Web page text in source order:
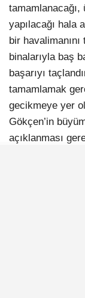
yapılacağı hala
bir
binalarıyla baş
başarıyı
tamamlamak
gecikmeye yer
Gökçen’in
açıklanması